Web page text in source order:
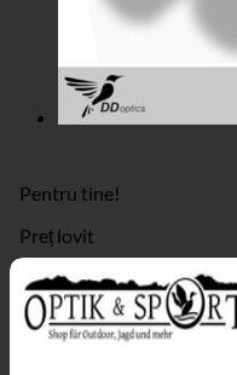
Pentru tine!
Preț lovit